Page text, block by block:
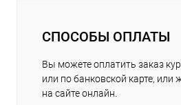
СПОСОБЫ ОПЛАТЫ
Вы можете оплатить заказ
или по банковской карте, или
на сайте онлайн.